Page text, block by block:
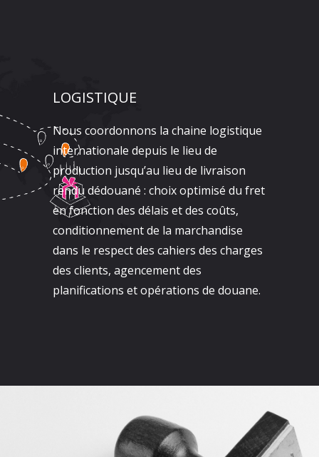
LOGISTIQUE
Nous coordonnons la chaine logistique
internationale depuis le lieu de
production jusqu’au lieu de livraison
rendu dédouané : choix optimisé du fret
en fonction des délais et des coûts,
conditionnement de la marchandise
dans le respect des cahiers des charges
des clients, agencement des
planifications et opérations de douane.